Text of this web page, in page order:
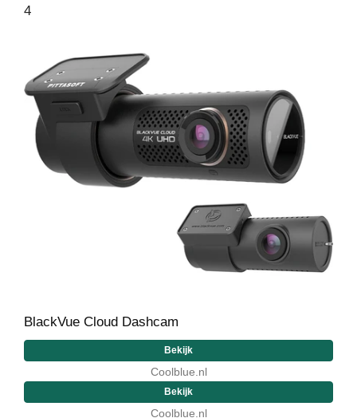
4
BlackVue Cloud Dashcam
Bekijk
Coolblue.nl
Bekijk
Coolblue.nl